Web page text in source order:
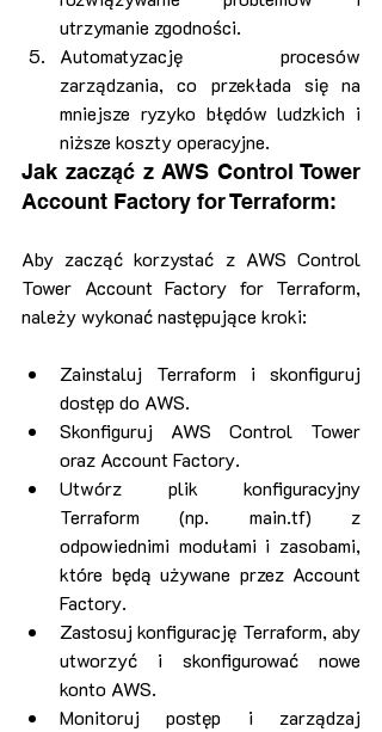
utrzymanie zgodności.
Automatyzację procesów
zarządzania, co przekłada się na
mniejsze ryzyko błędów ludzkich i
niższe koszty operacyjne.
Jak zacząć z AWS Control Tower
Account Factory for Terraform:
Aby zacząć korzystać z AWS Control
Tower Account Factory for Terraform,
należy wykonać następujące kroki:
Zainstaluj Terraform i skonfiguruj
dostęp do AWS.
Skonfiguruj AWS Control Tower
oraz Account Factory.
Utwórz plik konfiguracyjny
Terraform (np. main.tf) z
odpowiednimi modułami i zasobami,
które będą używane przez Account
Factory.
Zastosuj konfigurację Terraform, aby
utworzyć i skonfigurować nowe
konto AWS.
Monitoruj postęp i zarządzaj